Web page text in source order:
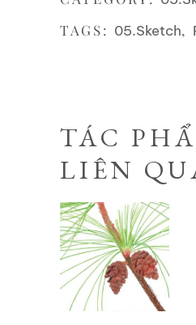
TAGS: 05.Sketch,
TÁC
LIÊN
Liên hệ